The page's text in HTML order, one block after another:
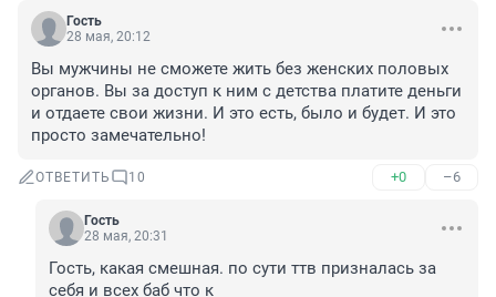
Гость
28 мая, 20:12
Вы мужчины не сможете жить без женских половых
органов. Вы за доступ к ним с детства платите деньги
и отдаете свои жизни. И это есть, было и будет. И это
просто замечательно!
ОТВЕТИТЬ 10 +0 –6
Гость
28 мая, 20:31
Гость, какая смешная. по сути ттв призналась за
себя и всех баб что к